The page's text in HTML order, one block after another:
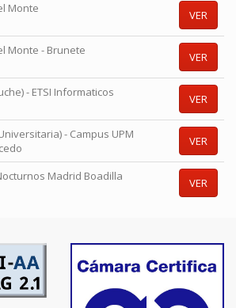
Monte VER
Monte - Brunete VER
- ETSI Informaticos VER
- Campus UPM
VER
Madrid Boadilla VER